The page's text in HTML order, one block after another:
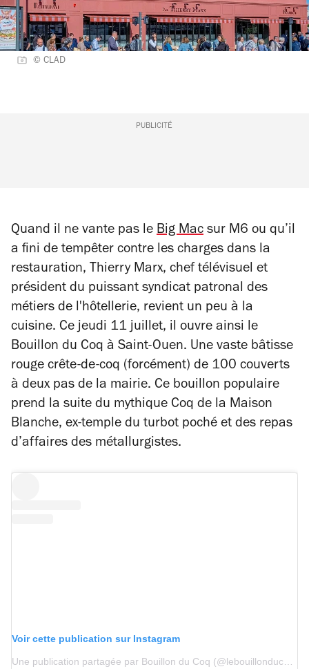
©️ CLAD
PUBLICITÉ
Quand il ne vante pas le Big Mac sur M6 ou qu’il
a fini de tempêter contre les charges dans la
restauration, Thierry Marx, chef télévisuel et
président du puissant syndicat patronal des
métiers de l'hôtellerie, revient un peu à la
cuisine. Ce jeudi 11 juillet, il ouvre ainsi le
Bouillon du Coq à Saint-Ouen. Une vaste bâtisse
rouge crête-de-coq (forcément) de 100 couverts
à deux pas de la mairie. Ce bouillon populaire
prend la suite du mythique Coq de la Maison
Blanche, ex-temple du turbot poché et des repas
d’affaires des métallurgistes.
Voir cette publication sur Instagram
Une publication partagée par Bouillon du Coq (@lebouillonducoq)